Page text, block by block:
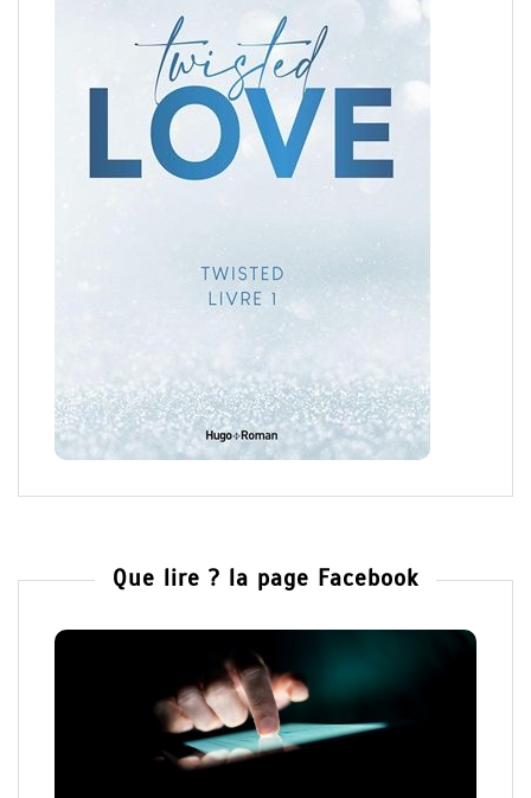
Que lire ? la page Facebook